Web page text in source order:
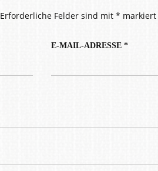
Erforderliche Felder sind mit * markiert
E-MAIL-ADRESSE *